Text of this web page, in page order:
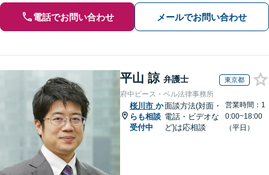
電話でお問い合わせ メールでお問い合わせ
平山 諒 弁護士 東京都
府中ピース・ベル法律事務所
桜川市 か
らも相談
受付中
面談方法(対面・
電話・ビデオな
ど)は応相談
営業時間：1
0:00~18:00
（平日）